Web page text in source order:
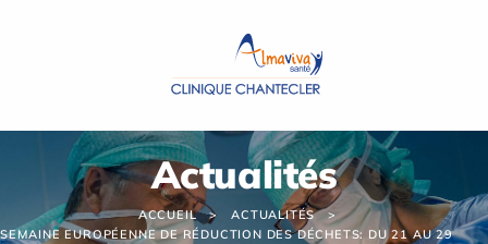
Actualités
ACCUEIL
ACTUALITÉS
SEMAINE EUROPÉENNE DE RÉDUCTION DES DÉCHETS: DU 21 AU 29